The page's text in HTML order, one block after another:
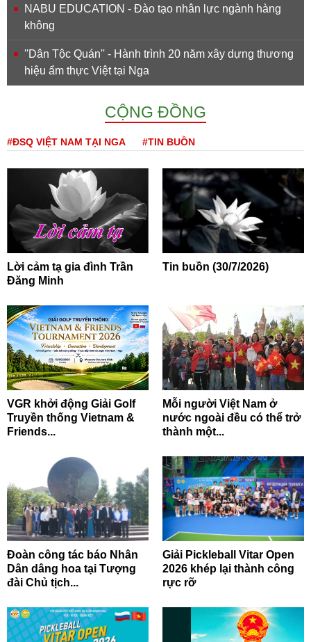
NABU EDUCATION - Đào tạo nhân lực ngành hàng
không
''Dân Tộc Quán'' - Hành trình 20 năm xây dựng thương
hiệu ẩm thực Việt tại Nga
CỘNG ĐỒNG
#ĐSQ VIỆT NAM TẠI NGA #TIN BUỒN
Lời cảm tạ gia đình Trần
Đăng Minh
Tin buồn (30/7/2026)
VGR khởi động Giải Golf
Truyền thống Vietnam &
Friends...
Mỗi người Việt Nam ở
nước ngoài đều có thể trở
thành một...
Đoàn công tác báo Nhân
Dân dâng hoa tại Tượng
đài Chủ tịch...
Giải Pickleball Vitar Open
2026 khép lại thành công
rực rỡ